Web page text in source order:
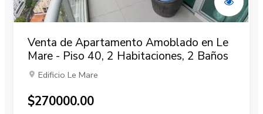
Venta de Apartamento Amoblado en Le
Mare - Piso 40, 2 Habitaciones, 2 Baños
Edificio Le Mare
$270000.00